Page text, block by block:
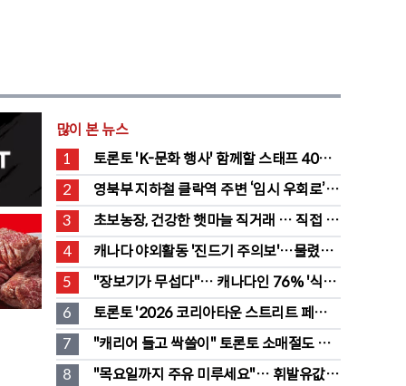
많이 본 뉴스
1
토론토 'K-문화 행사' 함께할 스태프 40명
채용 공고
2
영북부 지하철 클락역 주변 ‘임시 우회로’
전환… “영 스트리트 바뀐다”
3
초보농장, 건강한 햇마늘 직거래 … 직접 만
든 전통 장류도 판매
4
캐나다 야외활동 '진드기 주의보'…물렸을
때 올바른 대처법은?
5
"장보기가 무섭다"… 캐나다인 76% '식료
품값이 가장 부담'
6
토론토 '2026 코리아타운 스트리트 페스티
벌' 개최
7
"캐리어 들고 싹쓸이" 토론토 소매절도
546명 검거…훔친 물건 재유통
8
"목요일까지 주유 미루세요"… 휘발유값